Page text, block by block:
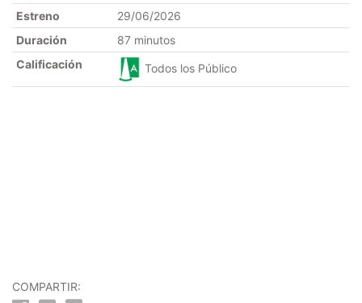
Estreno
29/06/2026
Duración
87 minutos
Calificación
Todos los Público
COMPARTIR: